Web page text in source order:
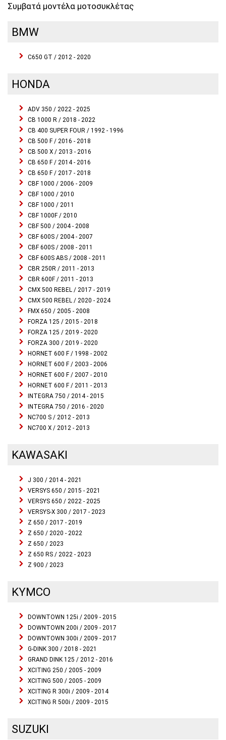
Συμβατά μοντέλα μοτοσυκλέτας
BMW
C650 GT / 2012 - 2020
HONDA
ADV 350 / 2022 - 2025
CB 1000 R / 2018 - 2022
CB 400 SUPER FOUR / 1992 - 1996
CB 500 F / 2016 - 2018
CB 500 X / 2013 - 2016
CB 650 F / 2014 - 2016
CB 650 F / 2017 - 2018
CBF 1000 / 2006 - 2009
CBF 1000 / 2010
CBF 1000 / 2011
CBF 1000F / 2010
CBF 500 / 2004 - 2008
CBF 600S / 2004 - 2007
CBF 600S / 2008 - 2011
CBF 600S ABS / 2008 - 2011
CBR 250R / 2011 - 2013
CBR 600F / 2011 - 2013
CMX 500 REBEL / 2017 - 2019
CMX 500 REBEL / 2020 - 2024
FMX 650 / 2005 - 2008
FORZA 125 / 2015 - 2018
FORZA 125 / 2019 - 2020
FORZA 300 / 2019 - 2020
HORNET 600 F / 1998 - 2002
HORNET 600 F / 2003 - 2006
HORNET 600 F / 2007 - 2010
HORNET 600 F / 2011 - 2013
INTEGRA 750 / 2014 - 2015
INTEGRA 750 / 2016 - 2020
NC700 S / 2012 - 2013
NC700 X / 2012 - 2013
KAWASAKI
J 300 / 2014 - 2021
VERSYS 650 / 2015 - 2021
VERSYS 650 / 2022 - 2025
VERSYS-X 300 / 2017 - 2023
Z 650 / 2017 - 2019
Z 650 / 2020 - 2022
Z 650 / 2023
Z 650 RS / 2022 - 2023
Z 900 / 2023
KYMCO
DOWNTOWN 125i / 2009 - 2015
DOWNTOWN 200i / 2009 - 2017
DOWNTOWN 300i / 2009 - 2017
G-DINK 300 / 2018 - 2021
GRAND DINK 125 / 2012 - 2016
XCITING 250 / 2005 - 2009
XCITING 500 / 2005 - 2009
XCITING R 300i / 2009 - 2014
XCITING R 500i / 2009 - 2015
SUZUKI